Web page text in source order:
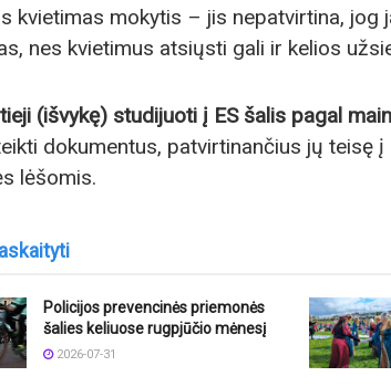
kvietimas mokytis – jis nepatvirtina, jog
nes kvietimus atsiųsti gali ir kelios
(išvykę) studijuoti į ES šalis pagal
dokumentus, patvirtinančius jų teisę
lėšomis.
Policijos prevencinės priemonės
šalies keliuose rugpjūčio mėnesį
2026-07-31